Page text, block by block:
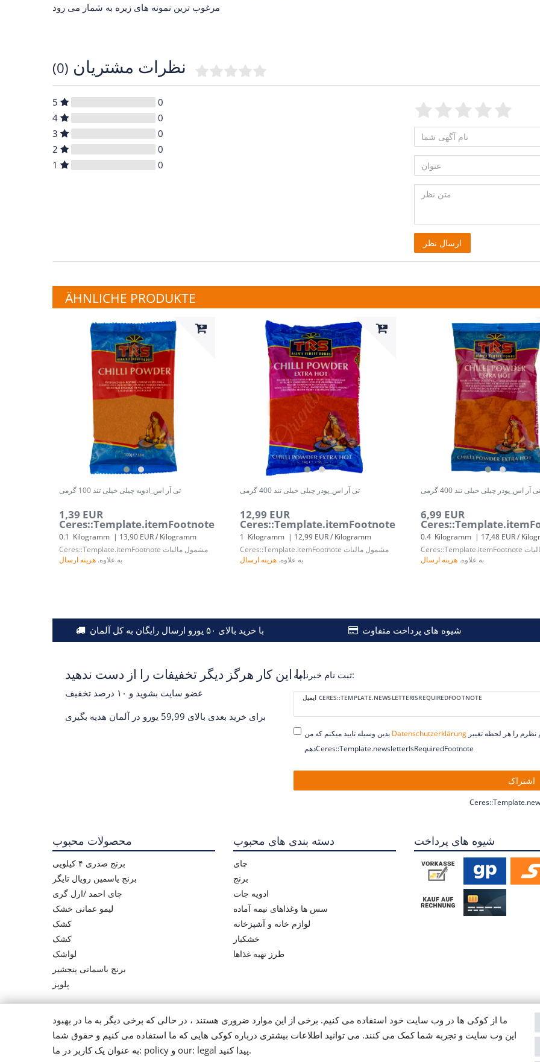
مرغوب ترین نمونه های زیره به شمار می رود
نظرات مشتریان (0)
5
0
4
0
3
0
2
0
1
0
نام
آگهی
شما
عنوان
متن
نظرارسال نظر
ÄHNLICHE PRODUKTE
تی آر اس_ادویه چیلی خیلی تند 100 گرمی
1,39 EUR
Ceres::Template.itemFootnote
0.1 Kilogramm | 13,90 EUR / Kilogramm
Ceres::Template.itemFootnote مشمول مالیات
به علاوه. هزینه ارسال
تی آر اس_پودر چیلی خیلی تند 400 گرمی
12,99 EUR
Ceres::Template.itemFootnote
1 Kilogramm | 12,99 EUR / Kilogramm
Ceres::Template.itemFootnote مشمول مالیات
به علاوه. هزینه ارسال
تی آر اس_پودر چیلی خیلی تند 400 گرمی
6,99 EUR
0.4 Kilogramm | 17,48 EUR /
Ceres::Template.itemFootnote
به علاوه. هزینه ارسال
با خرید بالای ۵۰ یورو ارسال رایگان به کل آلمان شیوه های پرداخت متفاوت
با این کار هرگز دیگر تخفیفات را از دست ندهید!
برای خرید بعدی بالای 59,99 یورو در آلمان هدیه بگیری
ثبت نام خبرنامه:
ایمیل CERES::TEMPLATE.NEWSLETTERISREQUIREDFOOTNOTE
Ceres::Template.newsletterHoneypotLabel
بدین وسیله تایید میکنم که من Daten­schutz­erklärungخوانده ام. میتوانم نظرم را هر لحظه تغییر
دهمCeres::Template.newsletterIsRequiredFootnote
اشتراک
محصولات محبوب
برنج صدری ۴ کیلویی
برنج یاسمین رویال تایگر
چای احمد /ارل گری
لیمو عمانی خشک
کشک
کشک
لواشک
برنج باسماتی پنجشیر
پلوپز
دسته بندی های محبوب
چای
برنج
ادویه جات
سس ها وغذاهای نیمه آماده
لوازم خانه و آشپزخانه
خشکبار
طرز تهیه غذاها
شیوه های پرداخت
حک کردن Daten­schutz­erklärung AGB Widerrufs­recht
ما از کوکی ها در وب سایت خود استفاده می کنیم. برخی از این موارد ضروری هستند ، در حالی که برخی دیگر به ما در بهبود
این وب سایت و تجربه شما کمک می کنند. می توانید اطلاعات بیشتری درباره کوکی هایی که ما استفاده می کنیم و حقوق شما
به عنوان یک کاربر در ما: policy و our: legal پیدا کنید.